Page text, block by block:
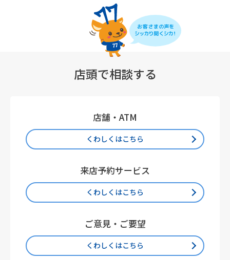
店頭で相談する
店舗・ATM
くわしくはこちら
来店予約サービス
くわしくはこちら
ご意見・ご要望
くわしくはこちら